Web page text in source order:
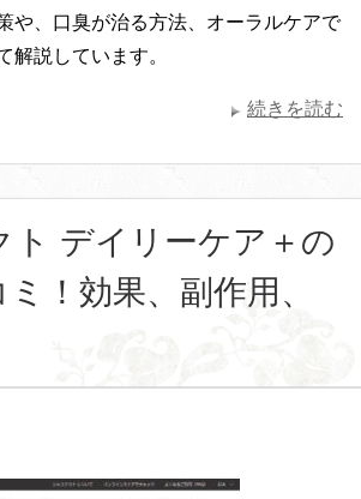
や、口臭が治る方法、オーラルケアで
解説しています。
続きを読む
ト デイリーケア＋の
！効果、副作用、